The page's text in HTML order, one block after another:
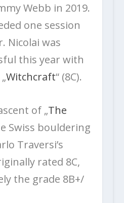
Webb in 2019.
one session
Nicolai was
this year with
Witchcraft“ (8C).
of „The
Swiss bouldering
Traversi’s
rated 8C,
the grade 8B+/